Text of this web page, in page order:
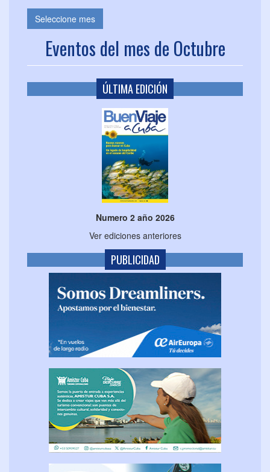
Seleccione mes
Eventos del mes de Octubre
ÚLTIMA EDICIÓN
Numero 2 año 2026
Ver ediciones anteriores
PUBLICIDAD